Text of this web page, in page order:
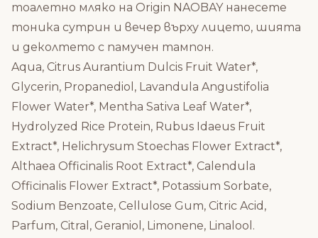
тоалетно мляко на Origin NAOBAY нанесете
тоника сутрин и вечер върху лицето, шията
и деколтето с памучен тампон.
Aqua, Citrus Aurantium Dulcis Fruit Water*,
Glycerin, Propanediol, Lavandula Angustifolia
Flower Water*, Mentha Sativa Leaf Water*,
Hydrolyzed Rice Protein, Rubus Idaeus Fruit
Extract*, Helichrysum Stoechas Flower Extract*,
Althaea Officinalis Root Extract*, Calendula
Officinalis Flower Extract*, Potassium Sorbate,
Sodium Benzoate, Cellulose Gum, Citric Acid,
Parfum, Citral, Geraniol, Limonene, Linalool.